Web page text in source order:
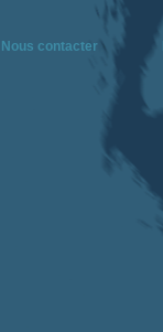
Nous contacter